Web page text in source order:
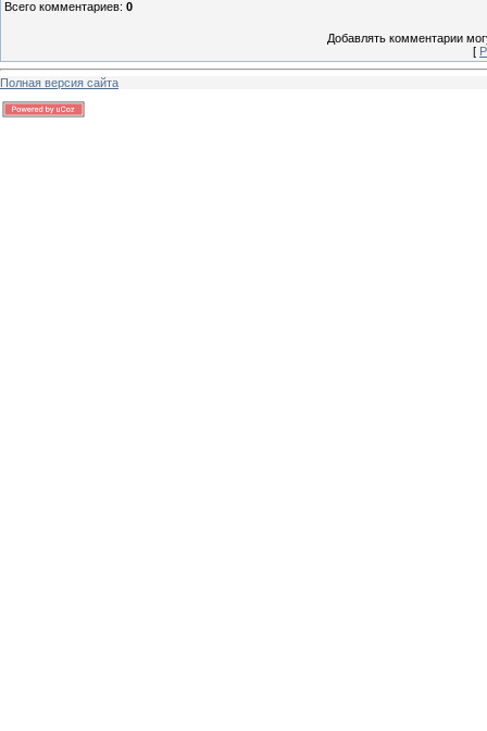
Всего комментариев: 0
Добавлять комментарии
[
Полная версия сайта